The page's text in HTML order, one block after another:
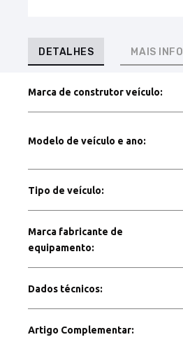
DETALHES MAIS INFO
Marca de construtor veículo:
Modelo de veículo e ano:
Tipo de veículo:
Marca fabricante de
equipamento:
Dados técnicos:
Artigo Complementar: